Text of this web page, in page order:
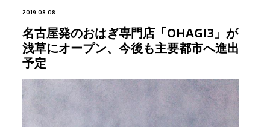
2019.08.08
名古屋発のおはぎ専門店「OHAGI3」が
浅草にオープン、今後も主要都市へ進出
予定